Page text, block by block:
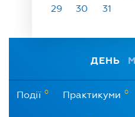
29
30 31
ДЕНЬ
Події 0 Практикуми 0